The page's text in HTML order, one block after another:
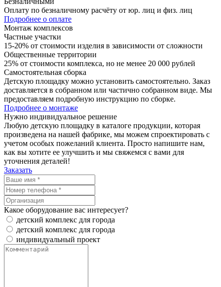
Оплату по безналичному расчёту от юр. лиц и физ. лиц
Подробнее о оплате
Монтаж комплексов
Частные участки
15-20% от стоимости изделия в зависимости от сложности
Общественные территории
25% от стоимости комплекса, но не менее 20 000 рублей
Самостоятельная сборка
Детскую площадку можно установить самостоятельно. Заказ
доставляется в собранном или частично собранном виде. Мы
предоставляем подробную инструкцию по сборке.
Подробнее о монтаже
Нужно индивидуальное решение
Любую детскую площадку в каталоге продукции, которая
произведена на нашей фабрике, мы можем спроектировать с
учетом особых пожеланий клиента. Просто напишите нам,
как вы хотите ее улучшить и мы свяжемся с вами для
уточнения деталей!
Заказать
Какое оборудование вас интересует?
детский комплекс для города
детский комплекс для города
индивидуальный проект